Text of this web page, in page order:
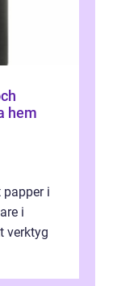
hem
papper i
i
verktyg